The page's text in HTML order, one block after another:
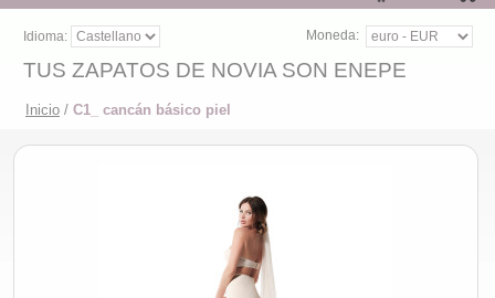
Idioma: Moneda:
TUS ZAPATOS DE NOVIA SON ENEPE
Inicio / C1_ cancán básico piel